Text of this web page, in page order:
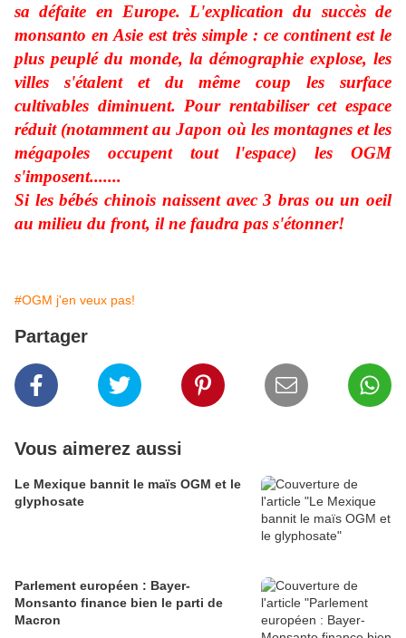
sa défaite en Europe. L'explication du succès de
monsanto en Asie est très simple : ce continent est le
plus peuplé du monde, la démographie explose, les
villes s'étalent et du même coup les surface
cultivables diminuent. Pour rentabiliser cet espace
réduit (notamment au Japon où les montagnes et les
mégapoles occupent tout l'espace) les OGM
s'imposent.......
Si les bébés chinois naissent avec 3 bras ou un oeil
au milieu du front, il ne faudra pas s'étonner!
#OGM j'en veux pas!
Partager
Vous aimerez aussi
Le Mexique bannit le maïs OGM et le
glyphosate
Parlement européen : Bayer-
Monsanto finance bien le parti de
Macron